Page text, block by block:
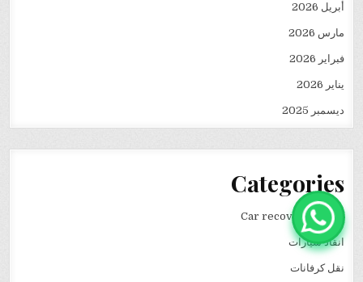
أبريل 2026
مارس 2026
فبراير 2026
يناير 2026
ديسمبر 2025
Categories
Car recovery winch
انقاذ سيارات
نقل كرفانات